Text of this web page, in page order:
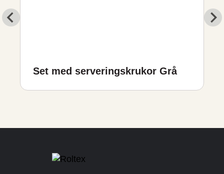
Set med serveringskrukor Grå